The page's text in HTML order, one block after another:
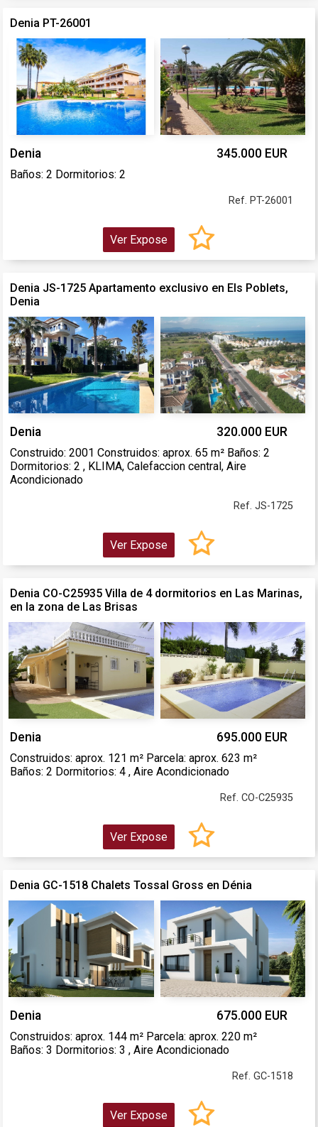
Denia PT-26001
Denia 345.000 EUR
Baños: 2 Dormitorios: 2
Ref. PT-26001
Ver Expose
Denia JS-1725 Apartamento exclusivo en Els Poblets,
Denia
Denia 320.000 EUR
Construido: 2001 Construidos: aprox. 65 m² Baños: 2
Dormitorios: 2 , KLIMA, Calefaccion central, Aire
Acondicionado
Ref. JS-1725
Ver Expose
Denia CO-C25935 Villa de 4 dormitorios en Las Marinas,
en la zona de Las Brisas
Denia 695.000 EUR
Construidos: aprox. 121 m² Parcela: aprox. 623 m²
Baños: 2 Dormitorios: 4 , Aire Acondicionado
Ref. CO-C25935
Ver Expose
Denia GC-1518 Chalets Tossal Gross en Dénia
Denia 675.000 EUR
Construidos: aprox. 144 m² Parcela: aprox. 220 m²
Baños: 3 Dormitorios: 3 , Aire Acondicionado
Ref. GC-1518
Ver Expose